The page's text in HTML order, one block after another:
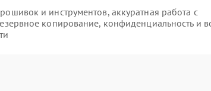
и инструментов, аккуратная работа с
копирование, конфиденциальность и